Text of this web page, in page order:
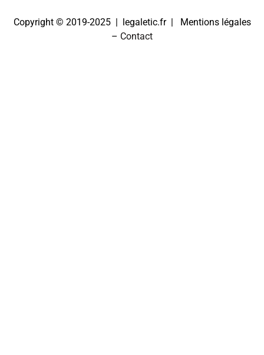
Copyright © 2019-2025 | legaletic.fr | Mentions légales
– Contact